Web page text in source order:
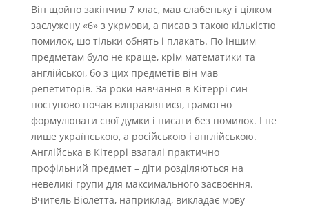
Він щойно закінчив 7 клас, мав слабеньку і цілком
заслужену «6» з укрмови, а писав з такою кількістю
помилок, шо тільки обнять і плакать. По іншим
предметам було не краще, крім математики та
англійської, бо з цих предметів він мав
репетиторів. За роки навчання в Кітеррі син
поступово почав виправлятися, грамотно
формулювати свої думки і писати без помилок. І не
лише українською, а російською і англійською.
Англійська в Кітеррі взагалі практично
профільний предмет – діти розділяються на
невеликі групи для максимального засвоєння.
Вчитель Віолетта, наприклад, викладає мову